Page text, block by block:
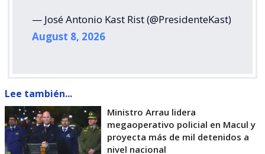
— José Antonio Kast Rist (@PresidenteKast)
August 8, 2026
Lee también...
Ministro Arrau lidera
megaoperativo policial en Macul y
proyecta más de mil detenidos a
nivel nacional